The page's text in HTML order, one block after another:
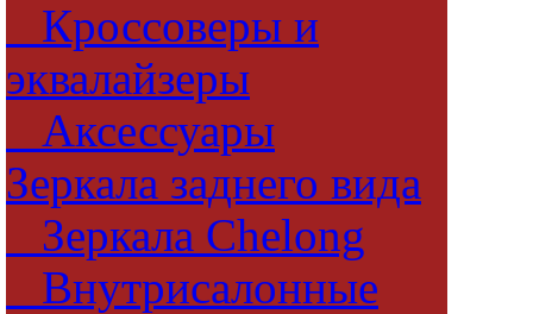
Кроссоверы и
эквалайзеры
Аксессуары
Зеркала заднего вида
Зеркала Chelong
Внутрисалонные